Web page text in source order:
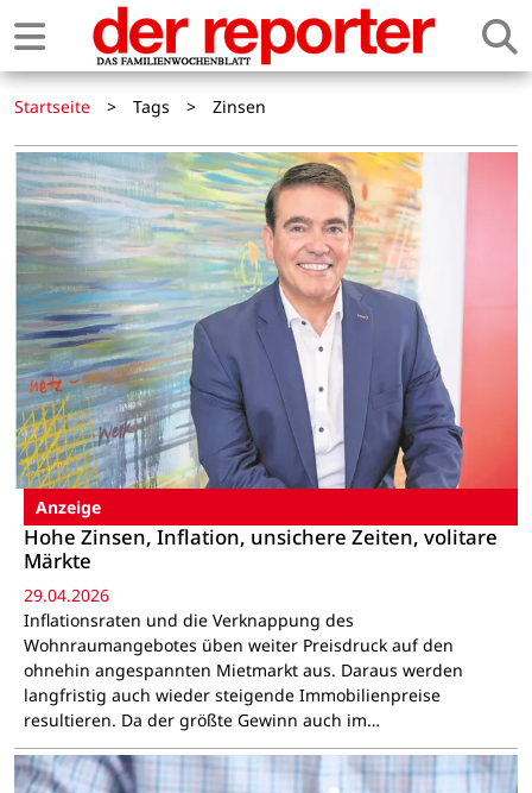
Startseite > Tags > Zinsen
Anzeige
Hohe Zinsen, Inflation, unsichere Zeiten, volitare
Märkte
29.04.2026
Inflationsraten und die Verknappung des
Wohnraumangebotes üben weiter Preisdruck auf den
ohnehin angespannten Mietmarkt aus. Daraus werden
langfristig auch wieder steigende Immobilienpreise
resultieren. Da der größte Gewinn auch im…